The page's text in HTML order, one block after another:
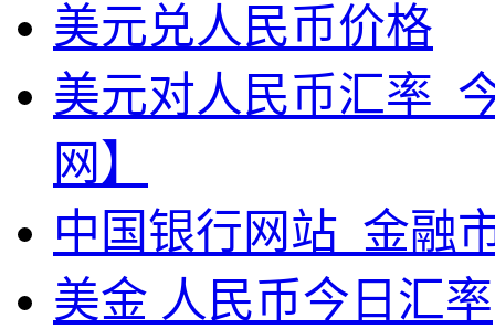
美元兑人民币价格
美元对人民币汇率_
网】
中国银行网站_金融
美金 人民币今日汇率